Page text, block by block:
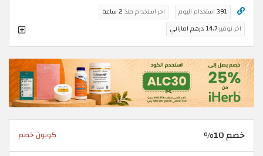
391 استخدام اليوم اخر استخدام منذ 2 ساعة
اخر توفير14.7 درهم اماراتي
خصم 10% كوبون خصم